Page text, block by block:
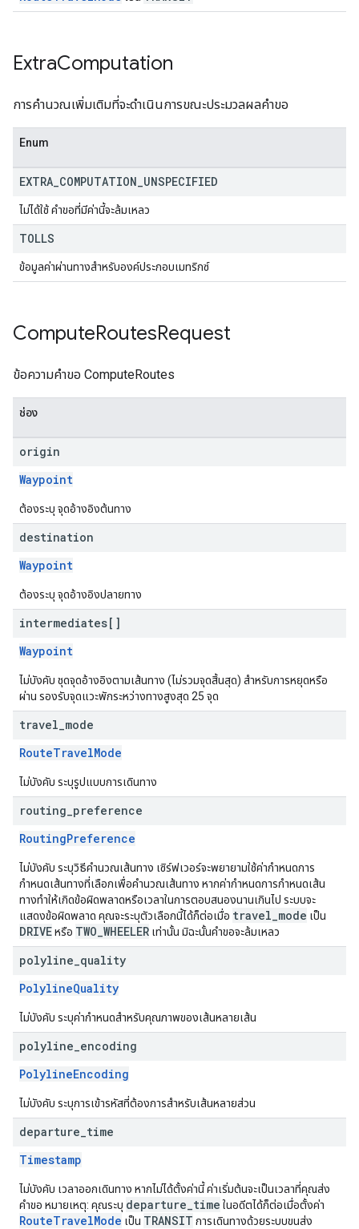
ExtraComputation
การคำนวณเพิ่มเติมที่จะดำเนินการขณะประมวลผลคำขอ
Enum
EXTRA COMPUTATION UNSPECIFIED
ไม่ได้ใช้ คำขอที่มีค่านี้จะล้มเหลว
TOLLS
ข้อมูลค่าผ่านทางสำหรับองค์ประกอบเมทริกซ์
ComputeRoutesRequest
ข้อความคำขอ ComputeRoutes
ช่อง
origin
Waypoint
ต้องระบุ จุดอ้างอิงต้นทาง
destination
Waypoint
ต้องระบุ จุดอ้างอิงปลายทาง
intermediates[]
Waypoint
ไม่บังคับ ชุดจุดอ้างอิงตามเส้นทาง (ไม่รวมจุดสิ้นสุด) สำหรับการหยุดหรือ
ผ่าน รองรับจุดแวะพักระหว่างทางสูงสุด 25 จุด
travel mode
RouteTravelMode
ไม่บังคับ ระบุรูปแบบการเดินทาง
routing preference
RoutingPreference
ไม่บังคับ ระบุวิธีคำนวณเส้นทาง เซิร์ฟเวอร์จะพยายามใช้ค่ากำหนดการ
กำหนดเส้นทางที่เลือกเพื่อคำนวณเส้นทาง หากค่ากำหนดการกำหนดเส้น
ทางทำให้เกิดข้อผิดพลาดหรือเวลาในการตอบสนองนานเกินไป ระบบจะ
แสดงข้อผิดพลาด คุณจะระบุตัวเลือกนี้ได้ก็ต่อเมื่อ travel_mode เป็น
DRIVEหรือ TWO_WHEELER เท่านั้น มิฉะนั้นคำขอจะล้มเหลว
polyline quality
PolylineQuality
ไม่บังคับ ระบุค่ากำหนดสำหรับคุณภาพของเส้นหลายเส้น
polyline encoding
PolylineEncoding
ไม่บังคับ ระบุการเข้ารหัสที่ต้องการสำหรับเส้นหลายส่วน
departure time
Timestamp
ไม่บังคับ เวลาออกเดินทาง หากไม่ได้ตั้งค่านี้ ค่าเริ่มต้นจะเป็นเวลาที่คุณส่ง
คำขอ หมายเหตุ: คุณระบุ departure_time ในอดีตได้ก็ต่อเมื่อตั้งค่า
RouteTravelMode เป็น TRANSIT การเดินทางด้วยระบบขนส่ง